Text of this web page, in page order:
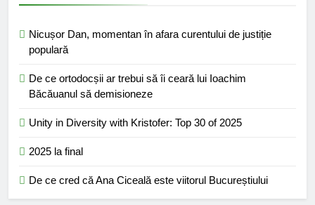
Nicușor Dan, momentan în afara curentului de justiție
populară
De ce ortodocșii ar trebui să îi ceară lui Ioachim
Băcăuanul să demisioneze
Unity in Diversity with Kristofer: Top 30 of 2025
2025 la final
De ce cred că Ana Ciceală este viitorul Bucureștiului